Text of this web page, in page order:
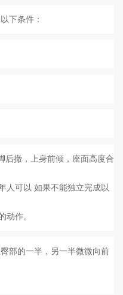
下条件：
后撤，上身前倾，座面高度合
人可以 如果不能独立完成以
动作。
部的一半，另一半微微向前